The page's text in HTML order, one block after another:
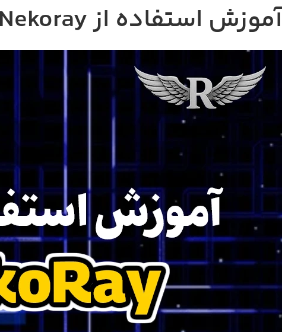
آموزش استفاده از Nekoray نکوری در ویندوز
آموزش استفاده از Nekoray نکوری در ویندوز